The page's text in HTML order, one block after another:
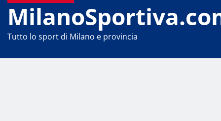
Tutto lo sport di Milano e provincia